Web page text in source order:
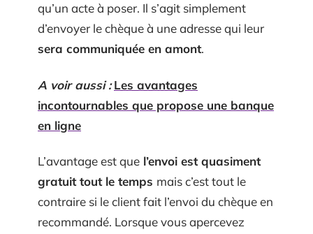
qu’un acte à poser. Il s’agit simplement
d’envoyer le chèque à une adresse qui leur
sera communiquée en amont.
A voir aussi : Les avantages
incontournables que propose une banque
en ligne
L’avantage est que l’envoi est quasiment
gratuit tout le temps mais c’est tout le
contraire si le client fait l’envoi du chèque en
recommandé. Lorsque vous apercevez